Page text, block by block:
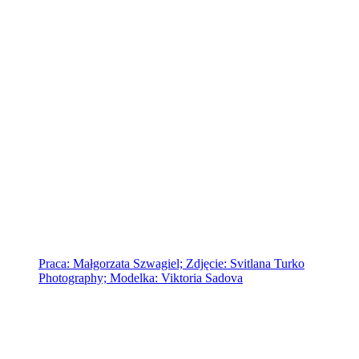
Praca: Małgorzata Szwagiel; Zdjęcie: Svitlana Turko
Photography; Modelka: Viktoria Sadova